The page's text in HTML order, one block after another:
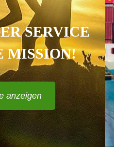
STILE